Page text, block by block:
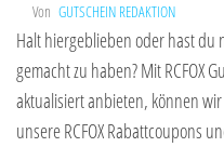
Von GUTSCHEIN REDAKTION
Halt hiergeblieben oder hast du
gemacht zu haben? Mit RCFOX
aktualisiert anbieten, können
unsere RCFOX Rabattcoupons